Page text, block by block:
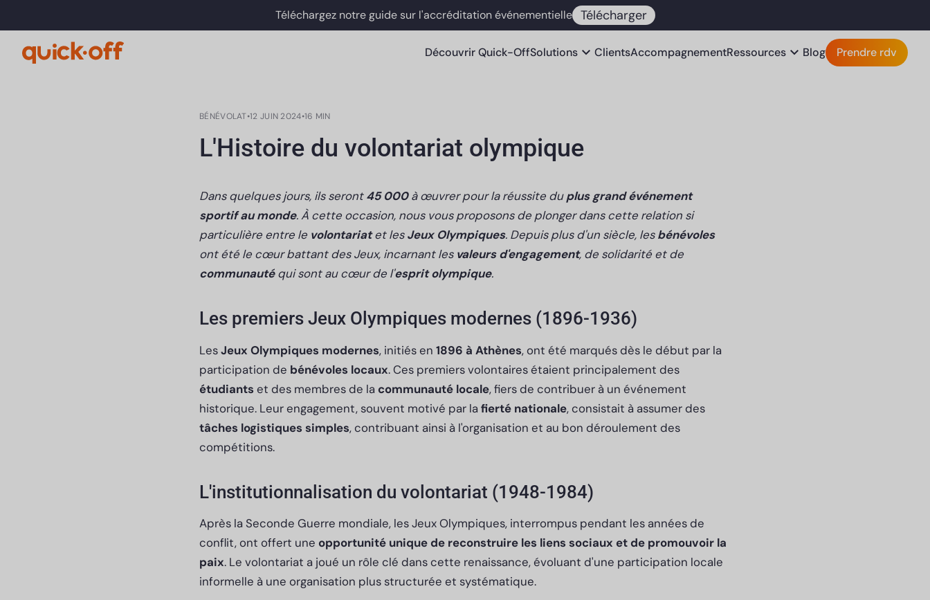
Téléchargez notre guide sur l'accréditation événementielle Télécharger
DécouvrirQuick-OffSolutions expand_more ClientsAccompagnementRessources expand_more Blog Prendre rdv
BÉNÉVOLAT•12 JUIN 2024•16 MIN
L'Histoire du volontariat olympique
Dans quelques jours, ils seront45 000à œuvrer pour la réussite duplus grand événement
sportif au monde. À cette occasion, nous vous proposons de plonger dans cette relation si
particulière entre le volontariatet lesJeux Olympiques. Depuis plus d'un siècle, lesbénévoles
ont été le cœur battant des Jeux, incarnant les valeurs d'engagement, de solidarité et de
communautéqui sont au cœur de l'esprit olympique.
Les premiers Jeux Olympiques modernes (1896-1936)
LesJeux Olympiques modernes, initiés en 1896 à Athènes, ont été marqués dès le début par la
participation de bénévoles locaux. Ces premiers volontaires étaient principalement des
étudiants et des membres de la communauté locale, fiers de contribuer à un événement
historique. Leur engagement, souvent motivé par la fierté nationale, consistait à assumer des
tâches logistiques simples, contribuant ainsi à l'organisation et au bon déroulement des
compétitions.
L'institutionnalisation du volontariat (1948-1984)
Après la Seconde Guerre mondiale, les Jeux Olympiques, interrompus pendant les années de
conflit, ont offert une opportunité unique de reconstruire les liens sociaux et de promouvoir la
paix. Le volontariat a joué un rôle clé dans cette renaissance, évoluant d'une participation locale
informelle à une organisation plus structurée et systématique.